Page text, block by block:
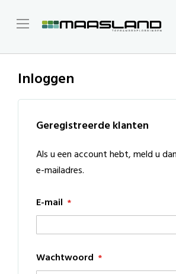
Inloggen
Geregistreerde klanten
Als u een account hebt, meld u
e-mailadres.
E-mail
Wachtwoord